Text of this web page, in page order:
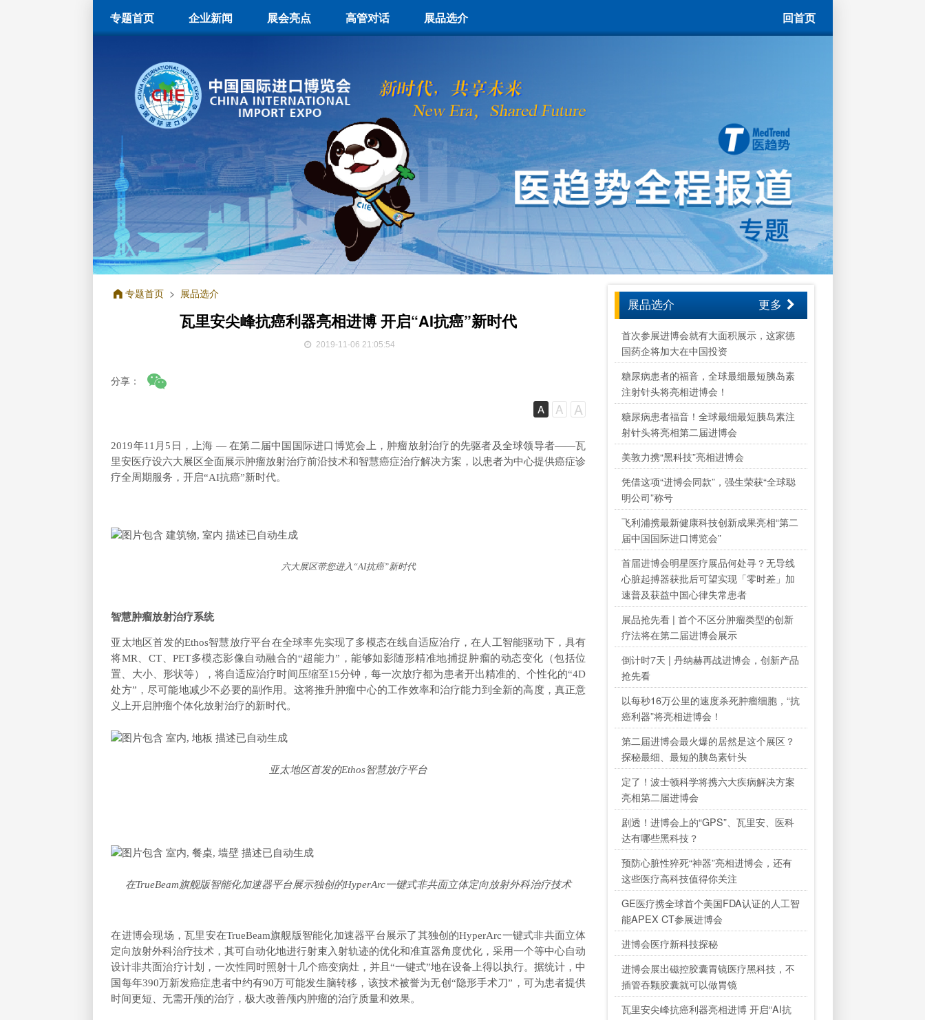
专题首页 企业新闻 展会亮点 高管对话 展品选介 回首页
专题首页 > 展品选介
瓦里安尖峰抗癌利器亮相进博 开启“AI抗癌”新时代
2019-11-06 21:05:54
分享：
A
A A
2019年11月5日，上海 — 在第二届中国国际进口博览会上，肿瘤放射治疗的先驱者及全球领导者——瓦
里安医疗设六大展区全面展示肿瘤放射治疗前沿技术和智慧癌症治疗解决方案，以患者为中心提供癌症诊
疗全周期服务，开启“AI抗癌”新时代。
六大展区带您进入“AI抗癌”新时代
智慧肿瘤放射治疗系统
亚太地区首发的Ethos智慧放疗平台在全球率先实现了多模态在线自适应治疗，在人工智能驱动下，具有
将MR、CT、PET多模态影像自动融合的“超能力”，能够如影随形精准地捕捉肿瘤的动态变化（包括位
置、大小、形状等），将自适应治疗时间压缩至15分钟，每一次放疗都为患者开出精准的、个性化的“4D
处方”，尽可能地减少不必要的副作用。这将推升肿瘤中心的工作效率和治疗能力到全新的高度，真正意
义上开启肿瘤个体化放射治疗的新时代。
亚太地区首发的Ethos智慧放疗平台
在TrueBeam旗舰版智能化加速器平台展示独创的HyperArc一键式非共面立体定向放射外科治疗技术
在进博会现场，瓦里安在TrueBeam旗舰版智能化加速器平台展示了其独创的HyperArc一键式非共面立体
定向放射外科治疗技术，其可自动化地进行射束入射轨迹的优化和准直器角度优化，采用一个等中心自动
设计非共面治疗计划，一次性同时照射十几个癌变病灶，并且“一键式”地在设备上得以执行。据统计，中
国每年390万新发癌症患者中约有90万可能发生脑转移，该技术被誉为无创“隐形手术刀”，可为患者提供
时间更短、无需开颅的治疗，极大改善颅内肿瘤的治疗质量和效果。
展品选介 更多
首次参展进博会就有大面积展示，这家德
国药企将加大在中国投资
糖尿病患者的福音，全球最细最短胰岛素
注射针头将亮相进博会！
糖尿病患者福音！全球最细最短胰岛素注
射针头将亮相第二届进博会
美敦力携“黑科技”亮相进博会
凭借这项“进博会同款”，强生荣获“全球聪
明公司”称号
飞利浦携最新健康科技创新成果亮相“第二
届中国国际进口博览会”
首届进博会明星医疗展品何处寻？无导线
心脏起搏器获批后可望实现「零时差」加
速普及获益中国心律失常患者
展品抢先看 | 首个不区分肿瘤类型的创新
疗法将在第二届进博会展示
倒计时7天 | 丹纳赫再战进博会，创新产品
抢先看
以每秒16万公里的速度杀死肿瘤细胞，“抗
癌利器”将亮相进博会！
第二届进博会最火爆的居然是这个展区？
探秘最细、最短的胰岛素针头
定了！波士顿科学将携六大疾病解决方案
亮相第二届进博会
剧透！进博会上的“GPS”、瓦里安、医科
达有哪些黑科技？
预防心脏性猝死“神器”亮相进博会，还有
这些医疗高科技值得你关注
GE医疗携全球首个美国FDA认证的人工智
能APEX CT参展进博会
进博会医疗新科技探秘
进博会展出磁控胶囊胃镜医疗黑科技，不
插管吞颗胶囊就可以做胃镜
瓦里安尖峰抗癌利器亮相进博 开启“AI抗